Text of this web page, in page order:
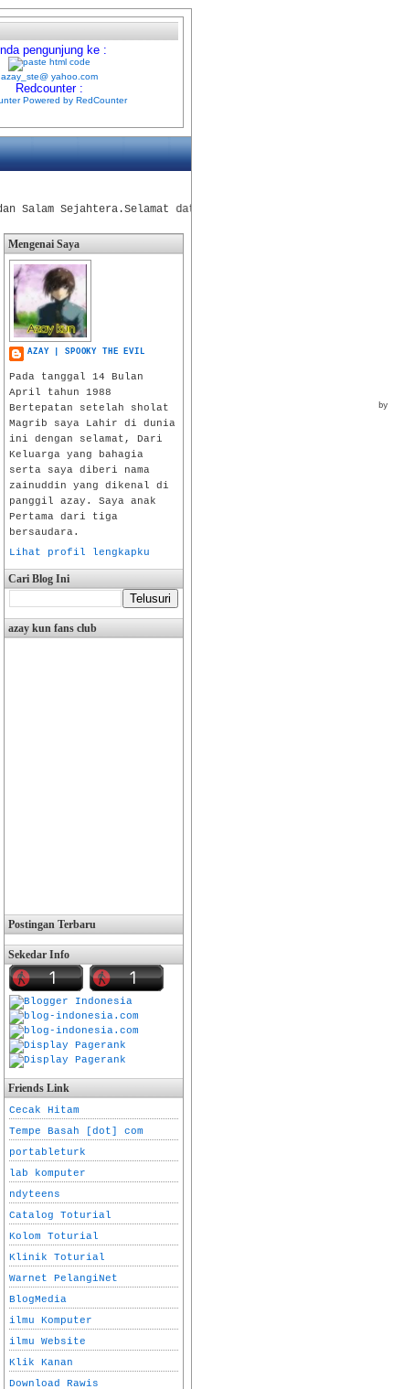
pengunjung ke :
azay_ste@ yahoo.com
Redcounter :
Salam Sejahtera.Selamat datang di blog, http://azay-
Mengenai Saya
AZAY | SPOOKY THE EVIL
Pada tanggal 14 Bulan
April tahun 1988
Bertepatan setelah sholat
Magrib saya Lahir di dunia
ini dengan selamat, Dari
Keluarga yang bahagia
serta saya diberi nama
zainuddin yang dikenal di
panggil azay. Saya anak
Pertama dari tiga
bersaudara.
Lihat profil lengkapku
Cari Blog Ini
azay kun fans club
Postingan Terbaru
Sekedar Info
Friends Link
Cecak Hitam
Tempe Basah [dot] com
portableturk
lab komputer
ndyteens
Catalog Toturial
Kolom Toturial
Klinik Toturial
Warnet PelangiNet
BlogMedia
ilmu Komputer
ilmu Website
Klik Kanan
Download Rawis
by